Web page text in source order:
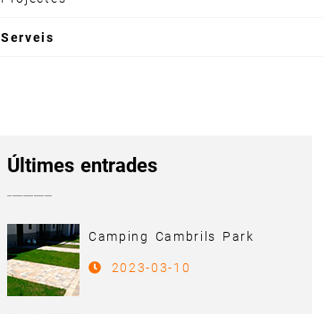
Serveis
Últimes entrades
Camping Cambrils Park
2023-03-10